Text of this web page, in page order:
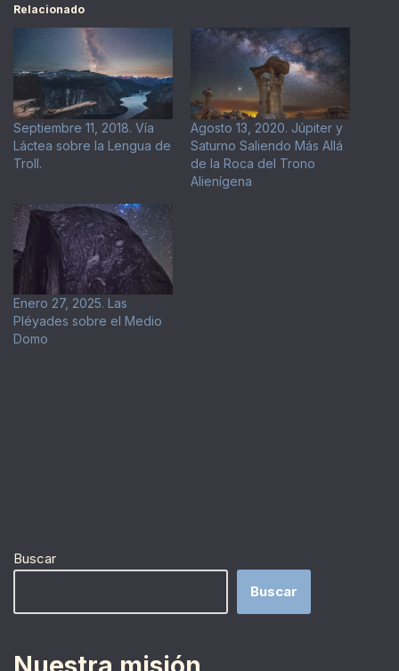
Relacionado
Septiembre 11, 2018. Vía
Láctea sobre la Lengua de
Troll.
Agosto 13, 2020. Júpiter y
Saturno Saliendo Más Allá
de la Roca del Trono
Alienígena
Enero 27, 2025. Las
Pléyades sobre el Medio
Domo
Buscar
Buscar